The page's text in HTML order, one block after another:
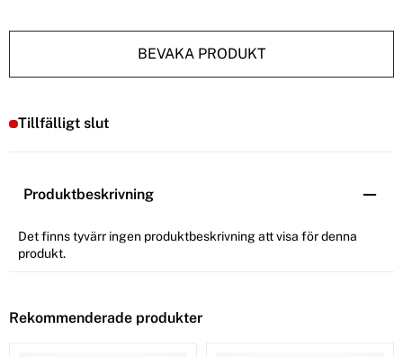
BEVAKA PRODUKT
Tillfälligt slut
Produktbeskrivning
Det finns tyvärr ingen produktbeskrivning att visa för denna
produkt.
Rekommenderade produkter